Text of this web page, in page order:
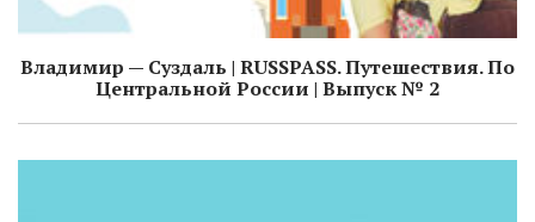
Владимир — Суздаль | RUSSPASS. Путешествия. По
Центральной России | Выпуск № 2